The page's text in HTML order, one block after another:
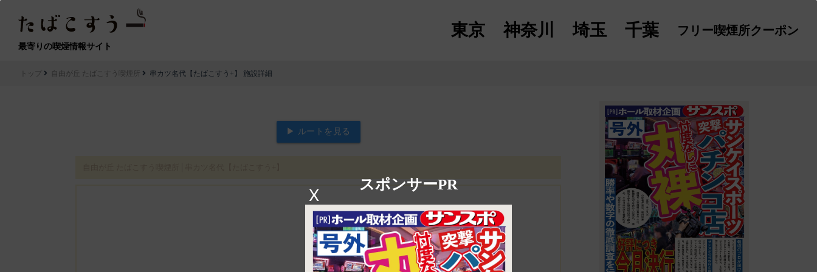
最寄りの喫煙情報サイト
東京 神奈川 埼玉 千葉 フリー喫煙所クーポン
スポンサーPR
X
トップ 自由が丘 たばこすう喫煙所 串カツ名代【たばこすう+】 施設詳細
▶ ルートを見る